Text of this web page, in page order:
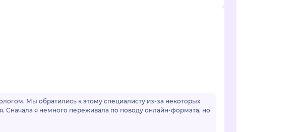
Мы обратились к этому специалисту из-за некоторых
Сначала я немного переживала по поводу онлайн-формата, но